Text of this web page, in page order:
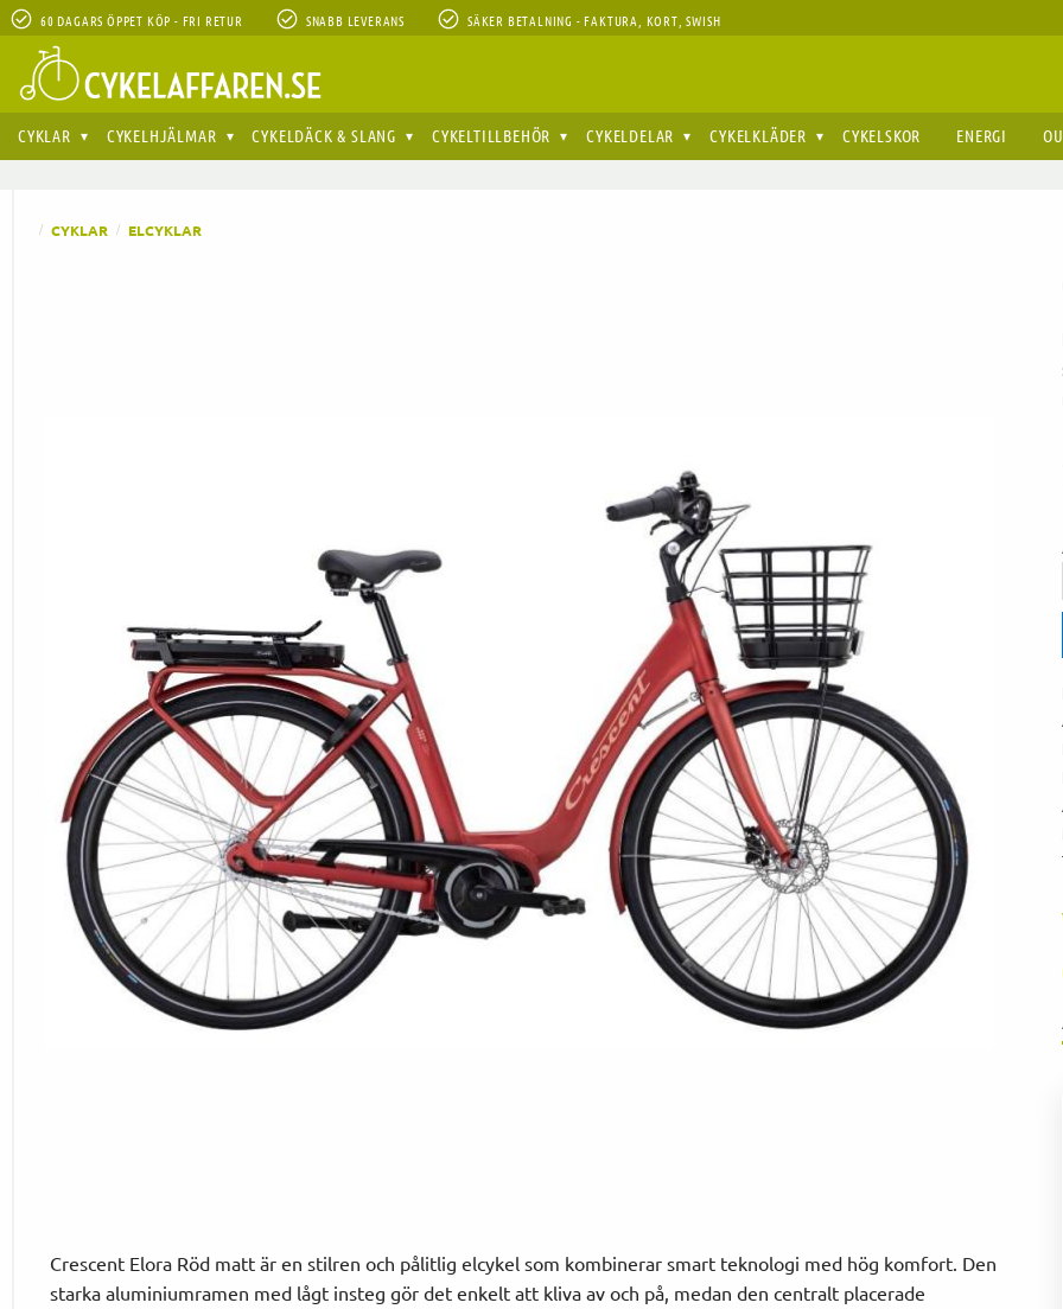
60 DAGARS ÖPPET KÖP - FRI RETUR SNABB LEVERANS SÄKER BETALNING - FAKTURA, KORT, SWISH
CYKLAR CYKELHJÄLMAR CYKELDÄCK & SLANG CYKELTILLBEHÖR CYKELDELAR CYKELKLÄDER CYKELSKOR ENERGI
CYKLAR ELCYKLAR
Crescent Elora Röd matt är en stilren och pålitlig elcykel som kombinerar smart teknologi med hög komfort. Den
starka aluminiumramen med lågt insteg gör det enkelt att kliva av och på, medan den centralt placerade